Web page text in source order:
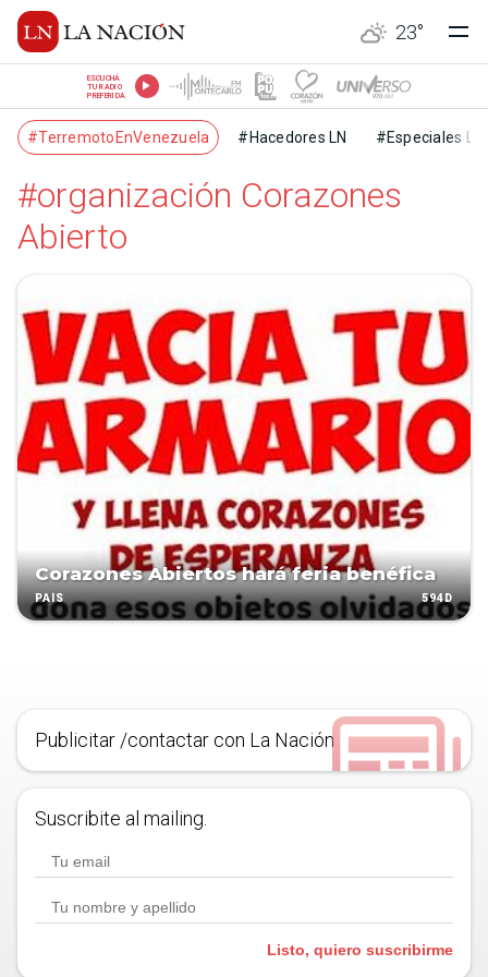
23°
ESCUCHÁ
TU RADIO
PREFERIDA
#TerremotoEnVenezuela #Hacedores LN #Especiales LN
#organización Corazones
Abierto
Corazones Abiertos hará feria benéfica
PAÍS 594D
Publicitar /contactar con La Nación
Suscribite al mailing.
Listo, quiero suscribirme